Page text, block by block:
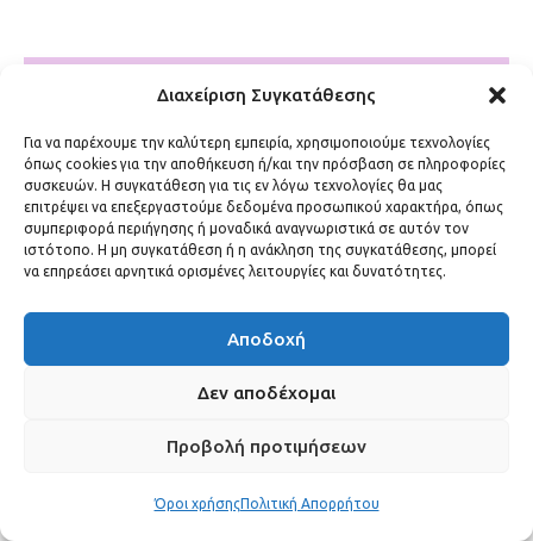
Διαχείριση Συγκατάθεσης
Για να παρέχουμε την καλύτερη εμπειρία, χρησιμοποιούμε τεχνολογίες
όπως cookies για την αποθήκευση ή/και την πρόσβαση σε πληροφορίες
συσκευών. Η συγκατάθεση για τις εν λόγω τεχνολογίες θα μας
επιτρέψει να επεξεργαστούμε δεδομένα προσωπικού χαρακτήρα, όπως
συμπεριφορά περιήγησης ή μοναδικά αναγνωριστικά σε αυτόν τον
ιστότοπο. Η μη συγκατάθεση ή η ανάκληση της συγκατάθεσης, μπορεί
να επηρεάσει αρνητικά ορισμένες λειτουργίες και δυνατότητες.
Αποδοχή
Δεν αποδέχομαι
Προβολή προτιμήσεων
Όροι χρήσηςΠολιτική Απορρήτου